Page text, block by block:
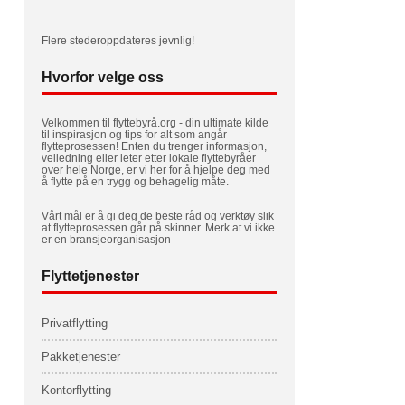
Flere stederoppdateres jevnlig!
Hvorfor velge oss
Velkommen til flyttebyrå.org - din ultimate kilde
til inspirasjon og tips for alt som angår
flytteprosessen! Enten du trenger informasjon,
veiledning eller leter etter lokale flyttebyråer
over hele Norge, er vi her for å hjelpe deg med
å flytte på en trygg og behagelig måte.
Vårt mål er å gi deg de beste råd og verktøy slik
at flytteprosessen går på skinner. Merk at vi ikke
er en bransjeorganisasjon
Flyttetjenester
Privatflytting
Pakketjenester
Kontorflytting